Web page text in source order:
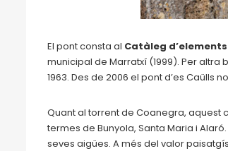
El pont consta al Catàleg
municipal de Marratxí (1999). Per altra
1963. Des de 2006 el pont d’es Caülls
Quant al torrent de Coanegra, aquest
termes de Bunyola, Santa Maria i
seves aigües. A més del valor